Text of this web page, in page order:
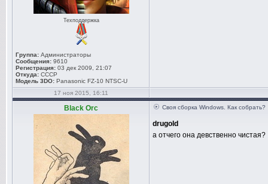
Техподдержка
Группа: Администраторы
Сообщения: 9610
Регистрация: 03 дек 2009, 21:07
Откуда: СССР
Модель 3DO: Panasonic FZ-10 NTSC-U
17 ноя 2015, 16:11
Black Orc Своя сборка Windows. Как собрать?
drugold
а отчего она девственно чистая?